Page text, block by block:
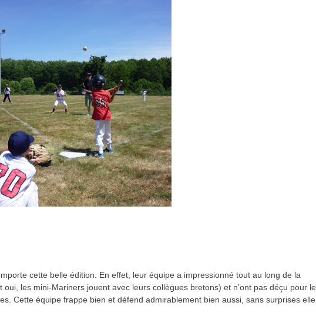
cette belle édition. En effet, leur équipe a impressionné tout au long de la
les mini-Mariners jouent avec leurs collègues bretons) et n’ont pas déçu pour le
Cette équipe frappe bien et défend admirablement bien aussi, sans surprises elle